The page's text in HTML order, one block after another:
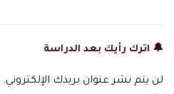
🔔 اترك رأيك بعد الدراسة
لن يتم نشر عنوان بريدك الإلكتروني.